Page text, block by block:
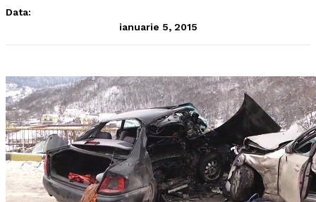
Data:
ianuarie 5, 2015